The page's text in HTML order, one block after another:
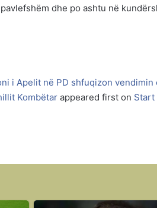
dhe po ashtu në
i Apelit në PD shfuqizon vendimin
Kombëtar appeared first on Start